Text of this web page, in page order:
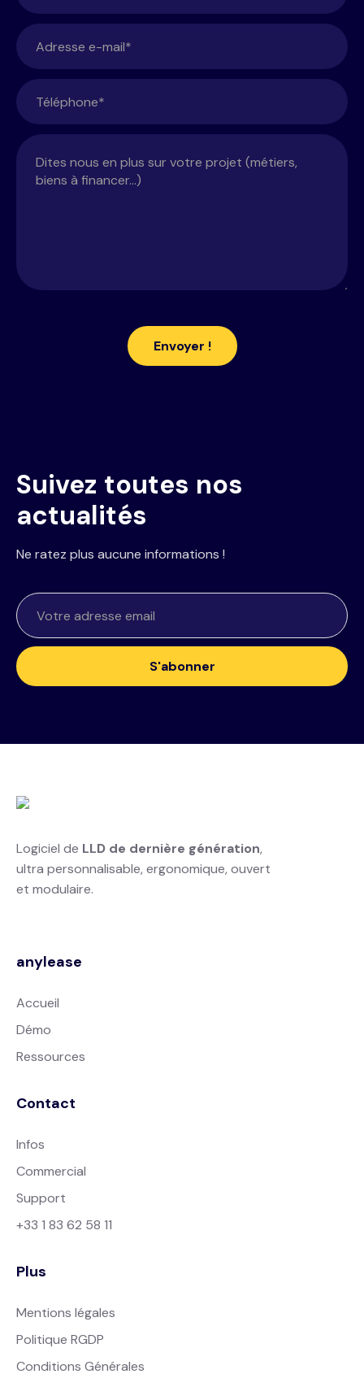
Suivez toutes nos
actualités
Ne ratez plus aucune informations !
Logiciel de LLD de dernière génération,
ultra personnalisable, ergonomique, ouvert
et modulaire.
anylease
Accueil
Démo
Ressources
Contact
Infos
Commercial
Support
+33 1 83 62 58 11
Plus
Mentions légales
Politique RGDP
Conditions Générales